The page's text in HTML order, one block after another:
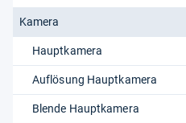
Kamera
Hauptkamera
Auflösung Hauptkamera
Blende Hauptkamera